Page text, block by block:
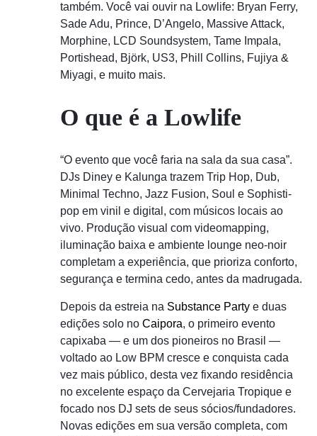
também. Você vai ouvir na Lowlife: Bryan Ferry,
Sade Adu, Prince, D’Angelo, Massive Attack,
Morphine, LCD Soundsystem, Tame Impala,
Portishead, Björk, US3, Phill Collins, Fujiya &
Miyagi, e muito mais.
O que é a Lowlife
“O evento que você faria na sala da sua casa”.
DJs Diney e Kalunga trazem Trip Hop, Dub,
Minimal Techno, Jazz Fusion, Soul e Sophisti-
pop em vinil e digital, com músicos locais ao
vivo. Produção visual com videomapping,
iluminação baixa e ambiente lounge neo-noir
completam a experiência, que prioriza conforto,
segurança e termina cedo, antes da madrugada.
Depois da estreia na Substance Party e duas
edições solo no Caipora, o primeiro evento
capixaba — e um dos pioneiros no Brasil —
voltado ao Low BPM cresce e conquista cada
vez mais público, desta vez fixando residência
no excelente espaço da Cervejaria Tropique e
focado nos DJ sets de seus sócios/fundadores.
Novas edições em sua versão completa, com